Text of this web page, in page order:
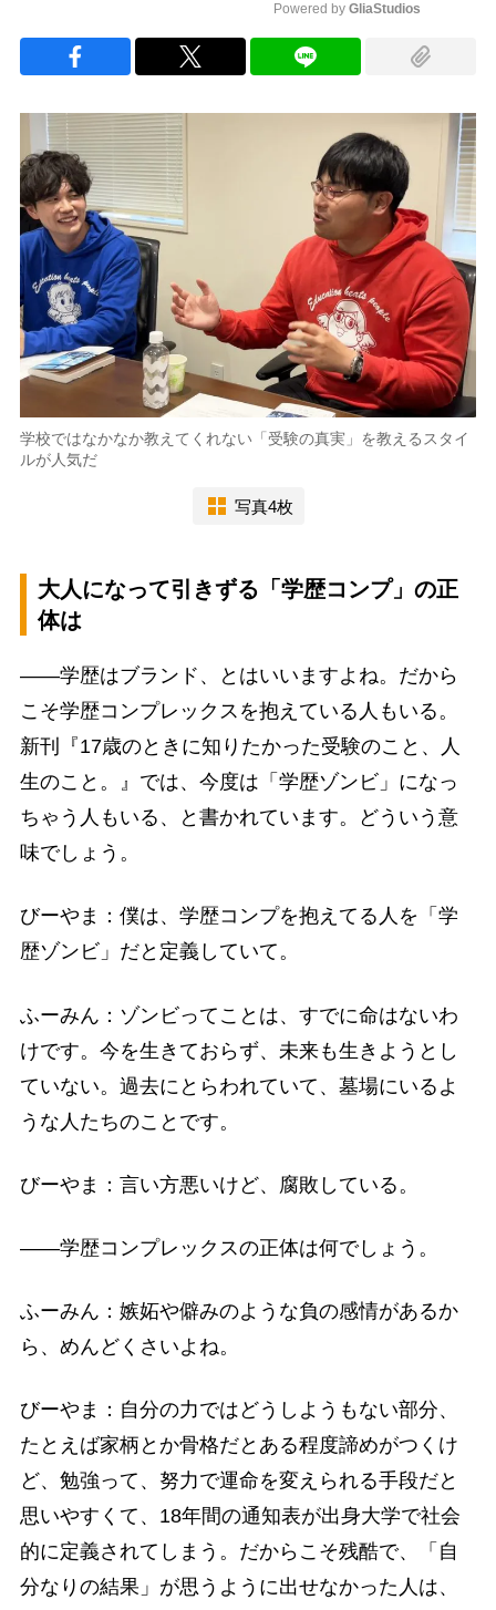
Powered by GliaStudios
学校ではなかなか教えてくれない「受験の真実」を教えるスタイ
ルが人気だ
写真4枚
大人になって引きずる「学歴コンプ」の正
体は
――学歴はブランド、とはいいますよね。だから
こそ学歴コンプレックスを抱えている人もいる。
新刊『17歳のときに知りたかった受験のこと、人
生のこと。』では、今度は「学歴ゾンビ」になっ
ちゃう人もいる、と書かれています。どういう意
味でしょう。
びーやま：僕は、学歴コンプを抱えてる人を「学
歴ゾンビ」だと定義していて。
ふーみん：ゾンビってことは、すでに命はないわ
けです。今を生きておらず、未来も生きようとし
ていない。過去にとらわれていて、墓場にいるよ
うな人たちのことです。
びーやま：言い方悪いけど、腐敗している。
――学歴コンプレックスの正体は何でしょう。
ふーみん：嫉妬や僻みのような負の感情があるか
ら、めんどくさいよね。
びーやま：自分の力ではどうしようもない部分、
たとえば家柄とか骨格だとある程度諦めがつくけ
ど、勉強って、努力で運命を変えられる手段だと
思いやすくて、18年間の通知表が出身大学で社会
的に定義されてしまう。だからこそ残酷で、「自
分なりの結果」が思うように出せなかった人は、